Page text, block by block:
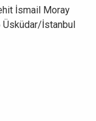
İsmail Moray
Üsküdar/İstanbul